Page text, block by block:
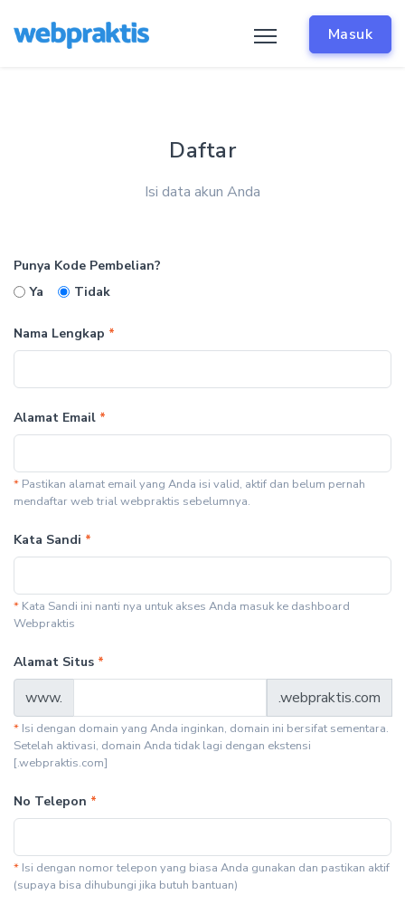
Masuk
Daftar
Isi data akun Anda
Punya Kode Pembelian?
Ya
Tidak
Nama Lengkap *
Alamat Email *
* Pastikan alamat email yang Anda isi valid, aktif dan belum pernah
mendaftar web trial webpraktis sebelumnya.
Kata Sandi *
* Kata Sandi ini nanti nya untuk akses Anda masuk ke dashboard
Webpraktis
Alamat Situs *
www. .webpraktis.com
* Isi dengan domain yang Anda inginkan, domain ini bersifat sementara.
Setelah aktivasi, domain Anda tidak lagi dengan ekstensi
[.webpraktis.com]
No Telepon *
* Isi dengan nomor telepon yang biasa Anda gunakan dan pastikan aktif
(supaya bisa dihubungi jika butuh bantuan)